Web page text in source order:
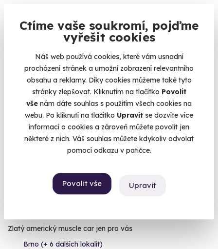
Ctíme vaše soukromí, pojďme
vyřešit cookies
Náš web používá cookies, které vám usnadní
procházení stránek a umožní zobrazení relevantního
obsahu a reklamy. Díky cookies můžeme také tyto
stránky zlepšovat. Kliknutím na tlačítko Povolit
vše nám dáte souhlas s použitím všech cookies na
webu. Po kliknutí na tlačítko Upravit se dozvíte více
informací o cookies a zároveň můžete povolit jen
některé z nich. Váš souhlas můžete kdykoliv odvolat
pomocí odkazu v patičce.
Povolit vše Upravit
Zelenočerný americký muscle car k vašim službám
Brno (+ 6 dalších lokalit)
1 399 Kč
Volný termín už 08. 08. 2026
Zlatý americký muscle car jen pro vás
Brno (+ 6 dalších lokalit)